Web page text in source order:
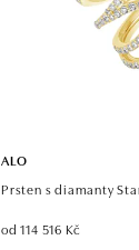
ALO
Prsten s diamanty
od 114 516 Kč